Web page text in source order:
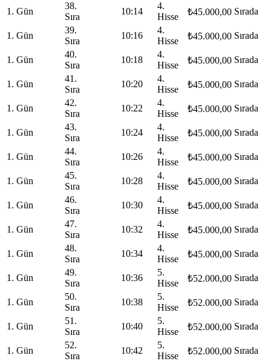
1. Gün
38.
Sıra
10:14
4.
Hisse
₺45.000,00 Sırada
1. Gün
39.
Sıra
10:16
4.
Hisse
₺45.000,00 Sırada
1. Gün
40.
Sıra
10:18
4.
Hisse
₺45.000,00 Sırada
1. Gün
41.
Sıra
10:20
4.
Hisse
₺45.000,00 Sırada
1. Gün
42.
Sıra
10:22
4.
Hisse
₺45.000,00 Sırada
1. Gün
43.
Sıra
10:24
4.
Hisse
₺45.000,00 Sırada
1. Gün
44.
Sıra
10:26
4.
Hisse
₺45.000,00 Sırada
1. Gün
45.
Sıra
10:28
4.
Hisse
₺45.000,00 Sırada
1. Gün
46.
Sıra
10:30
4.
Hisse
₺45.000,00 Sırada
1. Gün
47.
Sıra
10:32
4.
Hisse
₺45.000,00 Sırada
1. Gün
48.
Sıra
10:34
4.
Hisse
₺45.000,00 Sırada
1. Gün
49.
Sıra
10:36
5.
Hisse
₺52.000,00 Sırada
1. Gün
50.
Sıra
10:38
5.
Hisse
₺52.000,00 Sırada
1. Gün
51.
Sıra
10:40
5.
Hisse
₺52.000,00 Sırada
1. Gün
52.
Sıra
10:42
5.
Hisse
₺52.000,00 Sırada